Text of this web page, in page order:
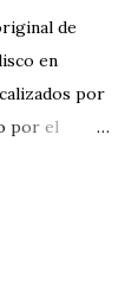
de
en
por
por el
Secretaría
ROJA